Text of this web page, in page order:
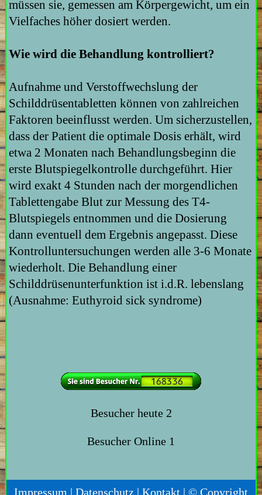
müssen sie, gemessen am Körpergewicht, um ein
Vielfaches höher dosiert werden.
Wie wird die Behandlung kontrolliert?
Aufnahme und Verstoffwechslung der
Schilddrüsentabletten können von zahlreichen
Faktoren beeinflusst werden. Um sicherzustellen,
dass der Patient die optimale Dosis erhält, wird
etwa 2 Monaten nach Behandlungsbeginn die
erste Blutspiegelkontrolle durchgeführt. Hier
wird exakt 4 Stunden nach der morgendlichen
Tablettengabe Blut zur Messung des T4-
Blutspiegels entnommen und die Dosierung
dann eventuell dem Ergebnis angepasst. Diese
Kontrolluntersuchungen werden alle 3-6 Monate
wiederholt. Die Behandlung einer
Schilddrüsenunterfunktion ist i.d.R. lebenslang
(Ausnahme: Euthyroid sick syndrome)
Besucher heute 2
Besucher Online 1
Impressum | Datenschutz | Kontakt | © Copyright